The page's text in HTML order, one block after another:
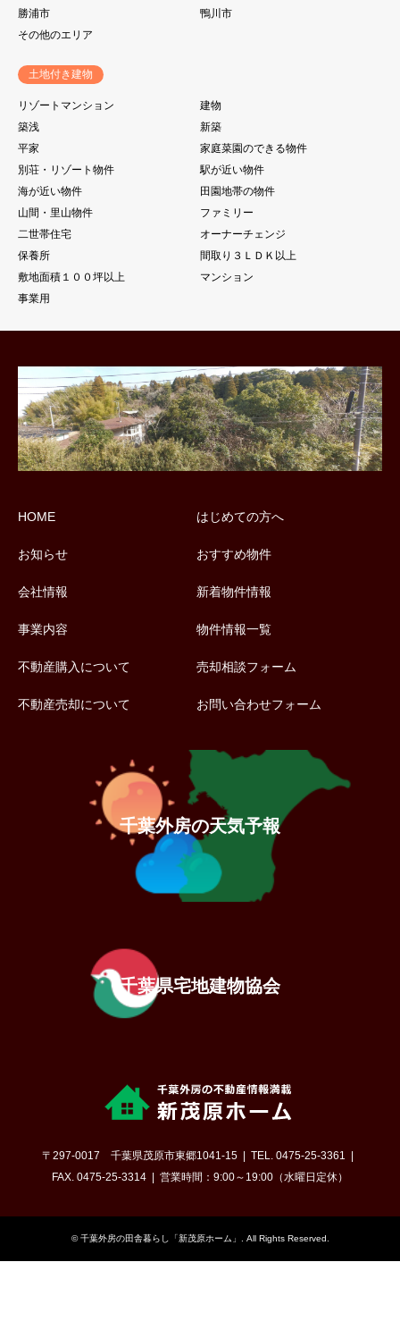
勝浦市
鴨川市
その他のエリア
土地付き建物
リゾートマンション
建物
築浅
新築
平家
家庭菜園のできる物件
別荘・リゾート物件
駅が近い物件
海が近い物件
田園地帯の物件
山間・里山物件
ファミリー
二世帯住宅
オーナーチェンジ
保養所
間取り３ＬＤＫ以上
敷地面積１００坪以上
マンション
事業用
HOME
お知らせ
会社情報
事業内容
不動産購入について
不動産売却について
はじめての方へ
おすすめ物件
新着物件情報
物件情報一覧
売却相談フォーム
お問い合わせフォーム
千葉外房の天気予報
千葉県宅地建物協会
〒297-0017 千葉県茂原市東郷1041-15
TEL. 0475-25-3361
FAX. 0475-25-3314
営業時間：9:00～19:00（水曜日定休）
©千葉外房の田舎暮らし「新茂原ホーム」 . All Rights Reserved.